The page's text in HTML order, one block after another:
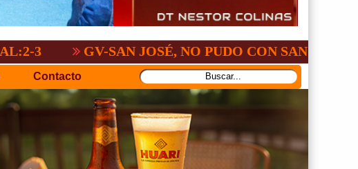
GV-SAN JOSÉ, NO PUDO CON SAN ANTONIO
Contacto